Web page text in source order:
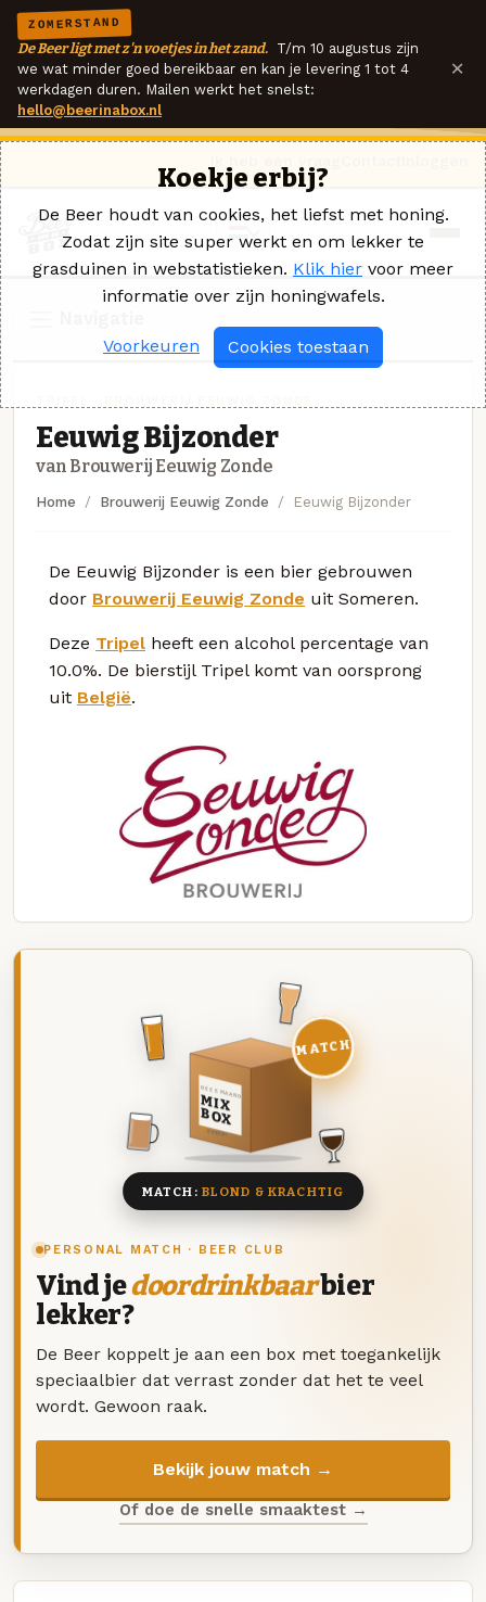
ZOMERSTAND
De Beer ligt met z'n voetjes in het zand. T/m 10 augustus zijn
we wat minder goed bereikbaar en kan je levering 1 tot 4
werkdagen duren. Mailen werkt het snelst:
hello@beerinabox.nl
×
Eeuwig Bijzonder
van Brouwerij Eeuwig Zonde
Home Brouwerij Eeuwig Zonde Eeuwig Bijzonder
De Eeuwig Bijzonder is een bier gebrouwen
door Brouwerij Eeuwig Zonde uit Someren.
Deze Tripel heeft een alcohol percentage van
10.0%. De bierstijl Tripel komt van oorsprong
uit België.
PERSONAL MATCH · BEER CLUB
Vind jedoordrinkbaarbier
lekker?
De Beer koppelt je aan een box met toegankelijk
speciaalbier dat verrast zonder dat het te veel
wordt. Gewoon raak.
Bekijk jouw match →
Of doe de snelle smaaktest →
DEZE MAAND
MIX
BOX
8 BIEREN
MATCH
MATCH: BLOND & KRACHTIG
Koekje erbij?
De Beer houdt van cookies, het liefst met honing.
Zodat zijn site super werkt en om lekker te
grasduinen in webstatistieken. Klik hier voor meer
informatie over zijn honingwafels.
Voorkeuren Cookies toestaan